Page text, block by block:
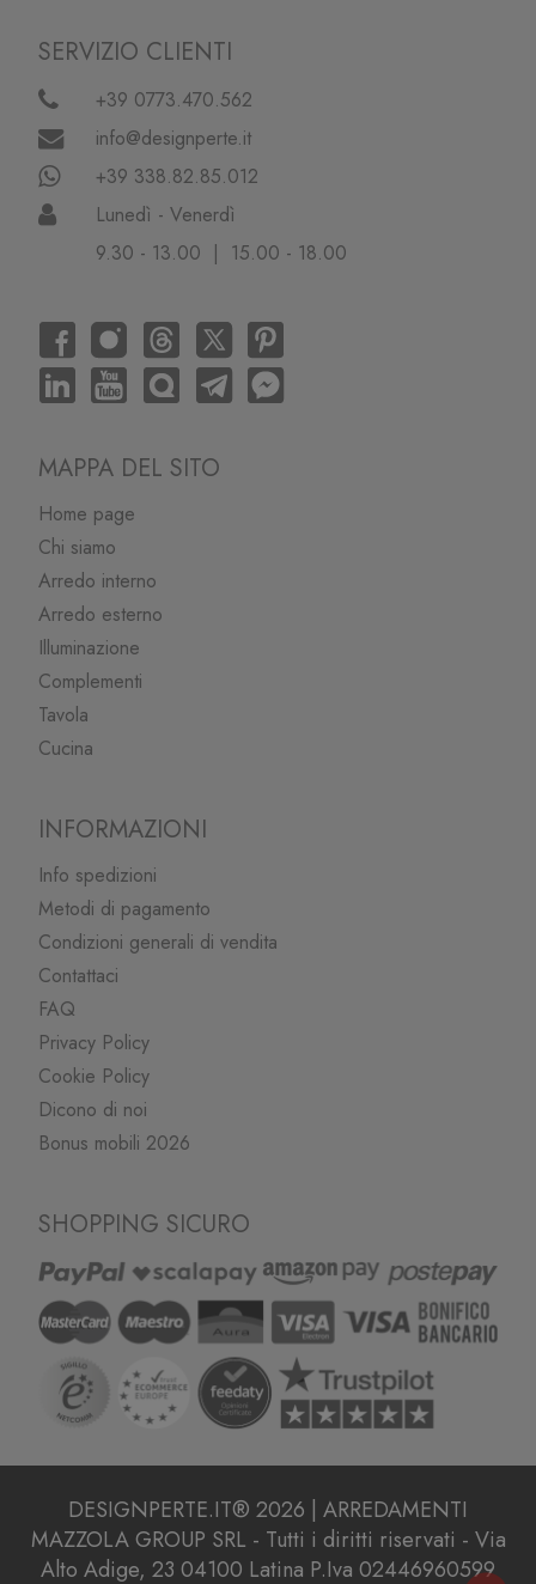
SERVIZIO CLIENTI
+39 0773.470.562
info@designperte.it
+39 338.82.85.012
Lunedì - Venerdì
9.30 - 13.00 | 15.00 - 18.00
MAPPA DEL SITO
Home page
Chi siamo
Arredo interno
Arredo esterno
Illuminazione
Complementi
Tavola
Cucina
INFORMAZIONI
Info spedizioni
Metodi di pagamento
Condizioni generali di vendita
Contattaci
FAQ
Privacy Policy
Cookie Policy
Dicono di noi
Bonus mobili 2026
SHOPPING SICURO
DESIGNPERTE.IT® 2026 | ARREDAMENTI
MAZZOLA GROUP SRL - Tutti i diritti riservati - Via
Alto Adige, 23 04100 Latina P.Iva 02446960599